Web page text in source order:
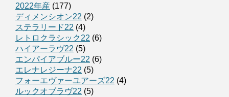
2022年産 (177)
ディメンシオン22 (2)
ステラリード22 (4)
レトロクラシック22 (6)
ハイアーラヴ22 (5)
エンパイアブルー22 (6)
エレナレジーナ22 (5)
フォーエヴァーユアーズ22 (4)
ルックオブラヴ22 (5)